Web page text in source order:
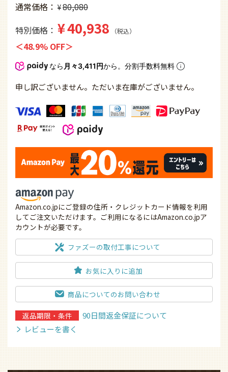
通常価格 ¥80,080
特別価格
¥40,938 税込
48.9% OFF
なら 月々3,411円から。分割手数料無料
申し訳ございません。ただいま在庫がございません。
Amazon.co.jpにご登録の住所・クレジットカード情報を利用
してご注文いただけます。ご利用になるにはAmazon.co.jpア
カウントが必要です。
ファズーの取付工事について
お気に入りに追加
商品についてのお問い合わせ
返品期限・条件
90日間返金保証について
レビューを書く